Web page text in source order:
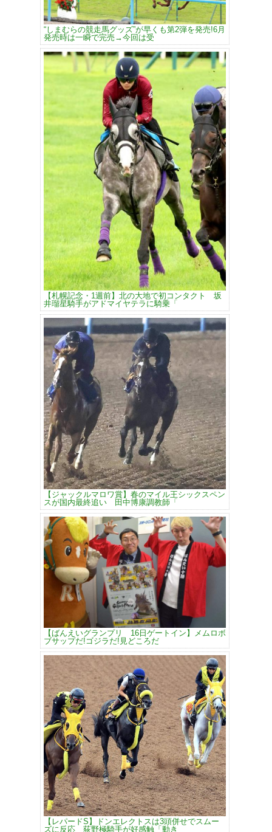
“しまむらの競走馬グッズ”が早くも第2弾を発売!6月
発売時は一瞬で完売→今回は受
【札幌記念・1週前】北の大地で初コンタクト 坂
井瑠星騎手がアドマイヤテラに騎乗「
【ジャックルマロワ賞】春のマイル王シックスペン
スが国内最終追い 田中博康調教師「
【ばんえいグランプリ 16日ゲートイン】メムロボ
ブサップだ!ゴジラだ!見どころだ
【レパードS】ドンエレクトスは3頭併せでスムー
ズに反応 荻野極騎手が好感触「動き